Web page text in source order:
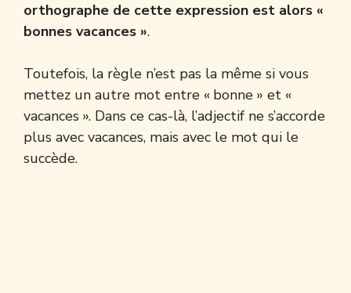
orthographe de cette expression est alors «
bonnes vacances ».
Toutefois, la règle n’est pas la même si vous
mettez un autre mot entre « bonne » et «
vacances ». Dans ce cas-là, l’adjectif ne s’accorde
plus avec vacances, mais avec le mot qui le
succède.